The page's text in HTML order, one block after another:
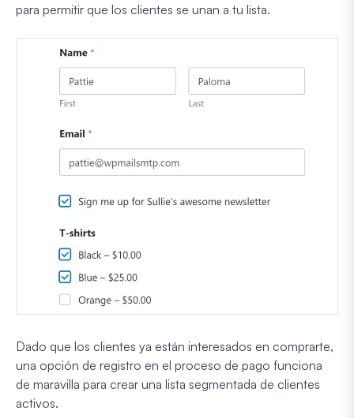
para permitir que los clientes se unan a tu lista.
Dado que los clientes ya están interesados en comprarte,
una opción de registro en el proceso de pago funciona
de maravilla para crear una lista segmentada de clientes
activos.